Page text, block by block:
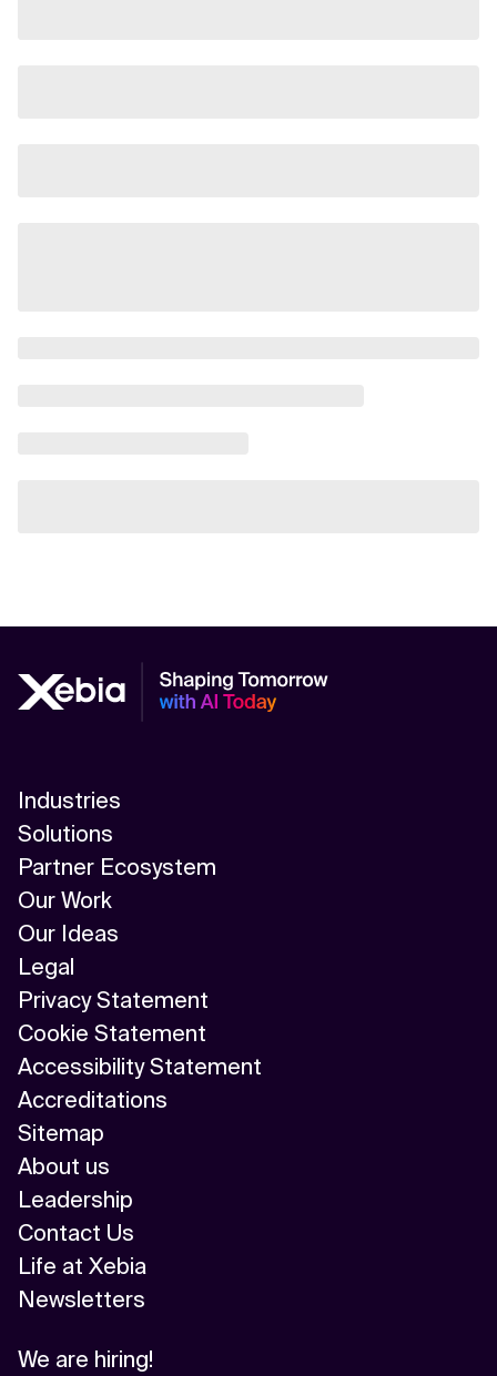
Industries
Solutions
Partner Ecosystem
Our Work
Our Ideas
Legal
Privacy Statement
Cookie Statement
Accessibility Statement
Accreditations
Sitemap
About us
Leadership
Contact Us
Life at Xebia
Newsletters
We are hiring!